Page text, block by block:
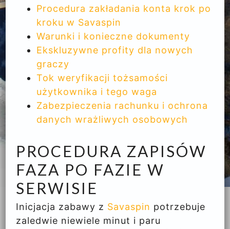
Procedura zakładania konta krok po
kroku w Savaspin
Warunki i konieczne dokumenty
Ekskluzywne profity dla nowych
graczy
Tok weryfikacji tożsamości
użytkownika i tego waga
Zabezpieczenia rachunku i ochrona
danych wrażliwych osobowych
PROCEDURA ZAPISÓW
FAZA PO FAZIE W
SERWISIE
Inicjacja zabawy z Savaspin potrzebuje
zaledwie niewiele minut i paru